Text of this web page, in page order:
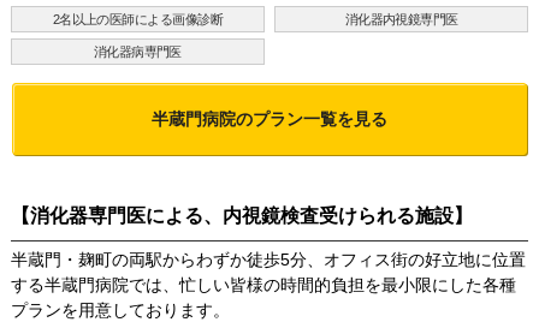
2名以上の医師による画像診断 消化器内視鏡専門医
消化器病専門医
半蔵門病院のプラン一覧を見る
【消化器専門医による、内視鏡検査受けられる施設】
半蔵門・麹町の両駅からわずか徒歩5分、オフィス街の好立地に位置
する半蔵門病院では、忙しい皆様の時間的負担を最小限にした各種
プランを用意しております。